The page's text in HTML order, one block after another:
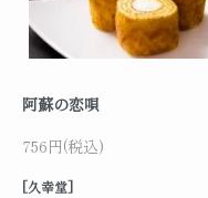
阿蘇の恋唄
756円(税込)
[久幸堂]